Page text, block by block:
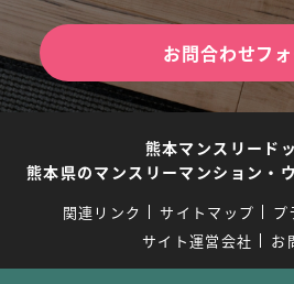
お問合わせフ
熊本マンスリード
熊本県のマンスリーマンション・
関連リンク サイトマップ
プ
サイト運営会社
お